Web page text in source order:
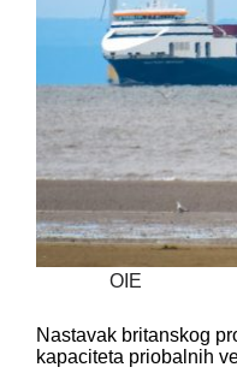
OIE
Nastavak britanskog
kapaciteta priobalnih